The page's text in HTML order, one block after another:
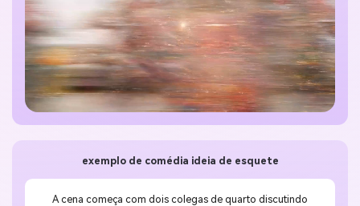
exemplo de comédia ideia de esquete
A cena começa com dois colegas de quarto discutindo